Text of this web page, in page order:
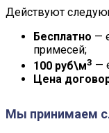
Действуют
Бесплатно —
примесей;
100 руб\м3 —
Цена
Мы принимаем